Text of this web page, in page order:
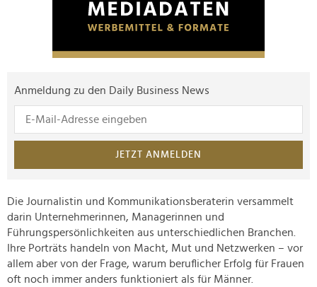
Anmeldung zu den Daily Business News
JETZT ANMELDEN
Die Journalistin und Kommunikationsberaterin versammelt
darin Unternehmerinnen, Managerinnen und
Führungspersönlichkeiten aus unterschiedlichen Branchen.
Ihre Porträts handeln von Macht, Mut und Netzwerken – vor
allem aber von der Frage, warum beruflicher Erfolg für Frauen
oft noch immer anders funktioniert als für Männer.